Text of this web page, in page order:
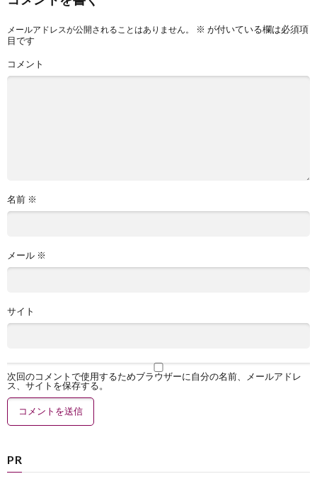
メールアドレスが公開されることはありません。 ※ が付いている欄は必須項
目です
コメント
名前 ※
メール ※
サイト
次回のコメントで使用するためブラウザーに自分の名前、メールアドレ
ス、サイトを保存する。
PR